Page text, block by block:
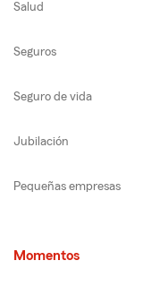
Salud
Seguros
Seguro de vida
Jubilación
Pequeñas empresas
Momentos